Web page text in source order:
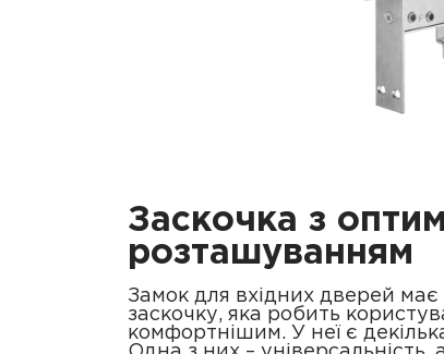
Заскочка з
розташуванням
Замок для вхідних дверей має
заскочку, яка робить
комфортнішим. У неї є